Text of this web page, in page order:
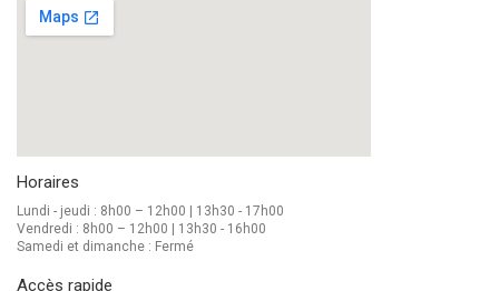
Horaires
Lundi - jeudi : 8h00 – 12h00 | 13h30 - 17h00
Vendredi : 8h00 – 12h00 | 13h30 - 16h00
Samedi et dimanche : Fermé
Accès rapide